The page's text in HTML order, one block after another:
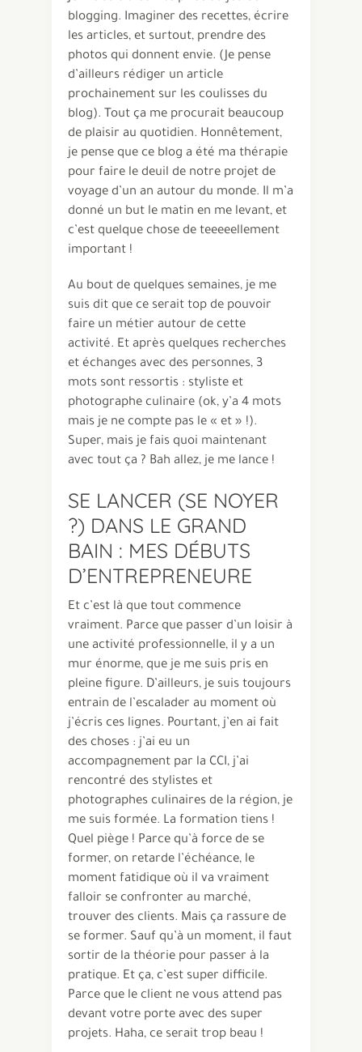
blogging. Imaginer des recettes, écrire
les articles, et surtout, prendre des
photos qui donnent envie. (Je pense
d’ailleurs rédiger un article
prochainement sur les coulisses du
blog). Tout ça me procurait beaucoup
de plaisir au quotidien. Honnêtement,
je pense que ce blog a été ma thérapie
pour faire le deuil de notre projet de
voyage d’un an autour du monde. Il m’a
donné un but le matin en me levant, et
c’est quelque chose de teeeeellement
important !
Au bout de quelques semaines, je me
suis dit que ce serait top de pouvoir
faire un métier autour de cette
activité. Et après quelques recherches
et échanges avec des personnes, 3
mots sont ressortis : styliste et
photographe culinaire (ok, y’a 4 mots
mais je ne compte pas le « et » !).
Super, mais je fais quoi maintenant
avec tout ça ? Bah allez, je me lance !
SE LANCER (SE NOYER
?) DANS LE GRAND
BAIN : MES DÉBUTS
D’ENTREPRENEURE
Et c’est là que tout commence
vraiment. Parce que passer d’un loisir à
une activité professionnelle, il y a un
mur énorme, que je me suis pris en
pleine figure. D’ailleurs, je suis toujours
entrain de l’escalader au moment où
j’écris ces lignes. Pourtant, j’en ai fait
des choses : j’ai eu un
accompagnement par la CCI, j’ai
rencontré des stylistes et
photographes culinaires de la région, je
me suis formée. La formation tiens !
Quel piège ! Parce qu’à force de se
former, on retarde l’échéance, le
moment fatidique où il va vraiment
falloir se confronter au marché,
trouver des clients. Mais ça rassure de
se former. Sauf qu’à un moment, il faut
sortir de la théorie pour passer à la
pratique. Et ça, c’est super difficile.
Parce que le client ne vous attend pas
devant votre porte avec des super
projets. Haha, ce serait trop beau !